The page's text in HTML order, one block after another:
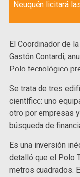
Neuquén licitará
El Coordinador de
Gastón Contardi,
Polo tecnológico
Se trata de tres
científico: uno
otro por empresas
búsqueda de
Es una inversión
detalló que el Polo
metros cuadrados.